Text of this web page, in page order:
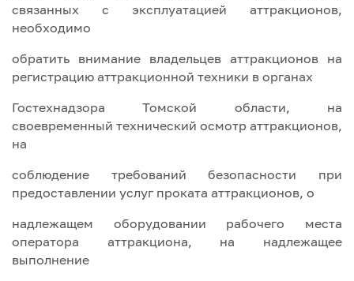
связанных с эксплуатацией аттракционов,
необходимо
обратить внимание владельцев аттракционов на
регистрацию аттракционной техники в органах
Гостехнадзора Томской области, на
своевременный технический осмотр аттракционов,
на
соблюдение требований безопасности при
предоставлении услуг проката аттракционов, о
надлежащем оборудовании рабочего места
оператора аттракциона, на надлежащее
выполнение